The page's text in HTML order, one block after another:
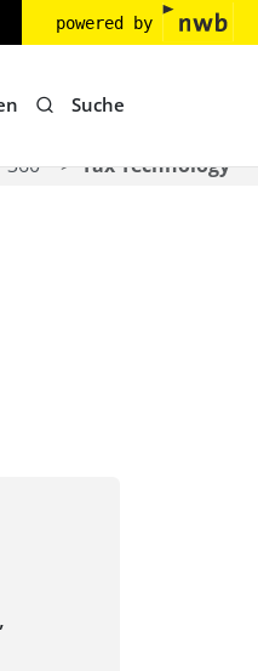
powered by
Suche
360° Tax Technology